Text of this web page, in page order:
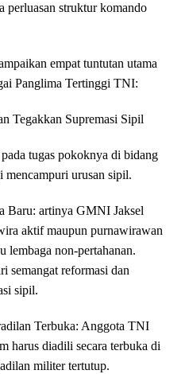
perluasan struktur komando
empat tuntutan utama
Panglima Tertinggi TNI:
Tegakkan Supremasi Sipil
tugas pokoknya di bidang
mencampuri urusan sipil.
Baru: artinya GMNI Jaksel
aktif maupun purnawirawan
lembaga non-pertahanan.
semangat reformasi dan
sipil.
Terbuka: Anggota TNI
harus diadili secara terbuka di
militer tertutup.